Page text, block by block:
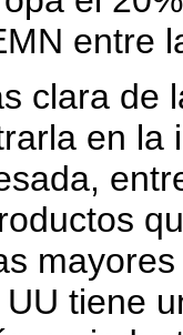
entre
clara de
en la
tiene